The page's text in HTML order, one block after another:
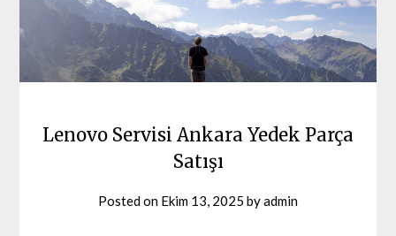
Lenovo Servisi Ankara Yedek Parça
Satışı
Posted on Ekim 13, 2025 byadmin